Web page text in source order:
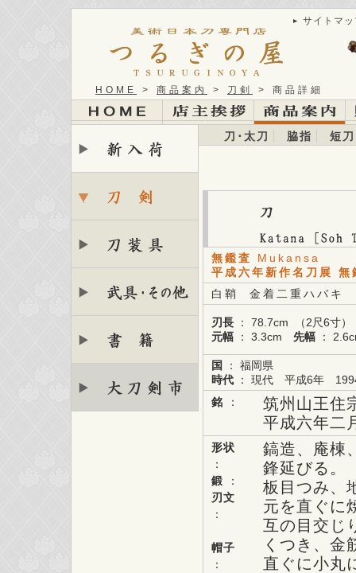
サイトマ
HOME > 商品案内 > 刀剣 > 商品詳細
刀･太刀 脇指 短刀
無鑑査
Mukansa
平成六年新作名刀展 無
白鞘 金着二重ハバキ
刃長 ： 78.7cm （2尺6寸
元幅 ： 3.3cm 先幅 ：
国
： 福岡県
時代 ： 現代 平成6年
銘 ：
筑州山王住
平成六年二
形状
：
鍛 ：
刃文
：
帽子
：
鎬造、庵棟
鋒延びる。
板目つみ、
元を直ぐに
互の目交じ
くつき、金
直ぐに小丸